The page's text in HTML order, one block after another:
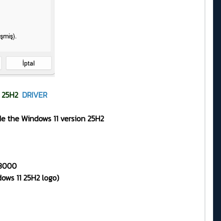
25H2 DRIVER
Windows 11 version 25H2
11 25H2 logo)